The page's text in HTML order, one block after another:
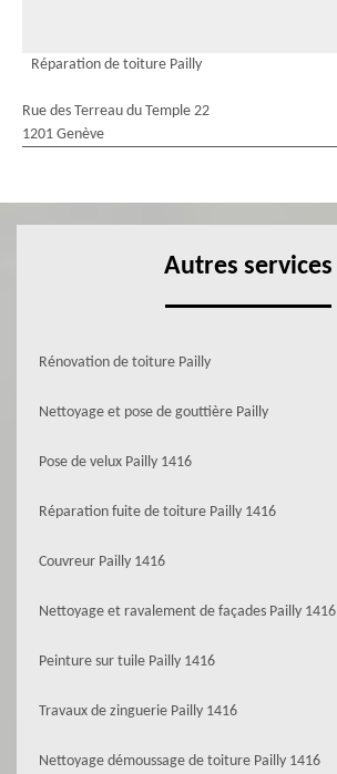
Réparation de toiture Pailly
Rue des Terreau du Temple 22
1201 Genève
Autres services
Rénovation de toiture Pailly
Nettoyage et pose de gouttière Pailly
Pose de velux Pailly 1416
Réparation fuite de toiture Pailly 1416
Couvreur Pailly 1416
Nettoyage et ravalement de façades Pailly 1416
Peinture sur tuile Pailly 1416
Travaux de zinguerie Pailly 1416
Nettoyage démoussage de toiture Pailly 1416